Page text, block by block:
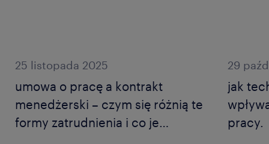
25 listopada 2025
umowa o pracę a kontrakt
menedżerski – czym się różnią te
formy zatrudnienia i co je
29
jak
pracy.